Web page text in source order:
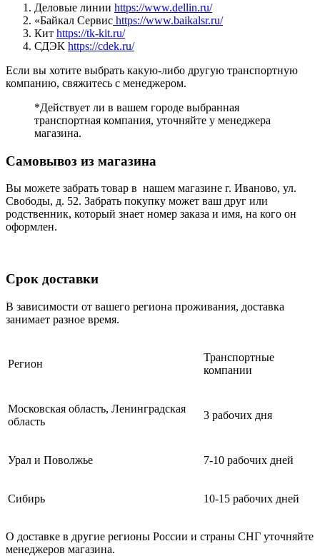
Деловые линии https://www.dellin.ru/
«Байкал Сервис https://www.baikalsr.ru/
Кит https://tk-kit.ru/
СДЭК https://cdek.ru/
Если вы хотите выбрать какую-либо другую транспортную
компанию, свяжитесь с менеджером.
*Действует ли в вашем городе выбранная
транспортная компания, уточняйте у менеджера
магазина.
Самовывоз из магазина
Вы можете забрать товар в нашем магазине г. Иваново, ул.
Свободы, д. 52. Забрать покупку может ваш друг или
родственник, который знает номер заказа и имя, на кого он
оформлен.
Срок доставки
В зависимости от вашего региона проживания, доставка
занимает разное время.
Регион
Транспортные
компании
Московская область, Ленинградская
область
3 рабочих дня
Урал и Поволжье 7-10 рабочих дней
Сибирь 10-15 рабочих дней
О доставке в другие регионы России и страны СНГ уточняйте
менеджеров магазина.